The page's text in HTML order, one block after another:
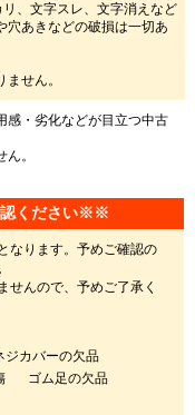
、文字スレ、文字消えなど
穴あきなどの破損は一切あ
せん。
感・劣化などが目立つ中古
。
ください※※
なります。予めご確認の
せんので、予めご了承く
ジカバーの欠品
ゴム足の欠品